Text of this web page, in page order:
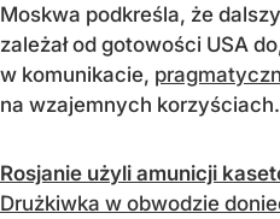
Moskwa podkreśla, że
zależał od gotowości USA
w komunikacie,
na wzajemnych korzyściach.
Rosjanie użyli amunicji
Drużkiwka w obwodzie